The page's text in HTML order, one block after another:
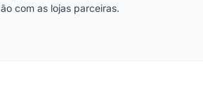
com as lojas parceiras.